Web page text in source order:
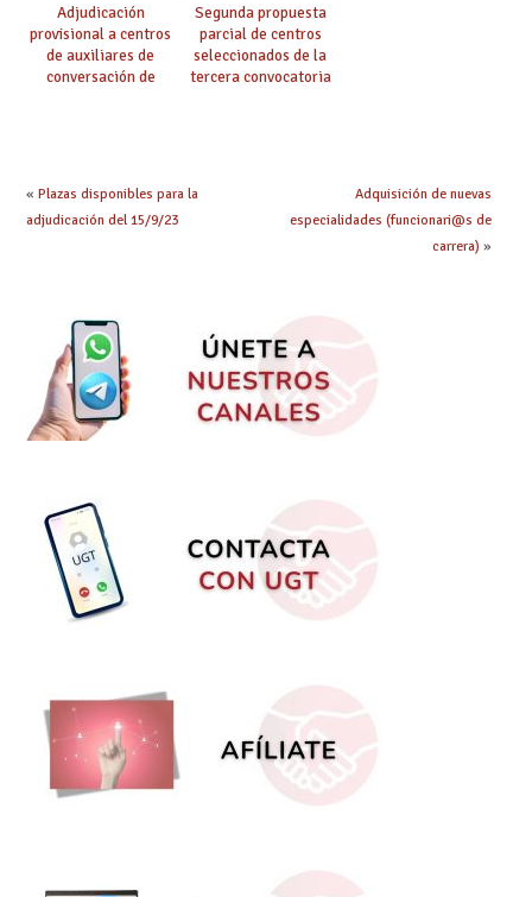
Adjudicación
provisional a centros
de auxiliares de
conversación de
Segunda propuesta
parcial de centros
seleccionados de la
tercera convocatoria
« Plazas disponibles para la
adjudicación del 15/9/23
Adquisición de nuevas
especialidades (funcionari@s de
carrera) »